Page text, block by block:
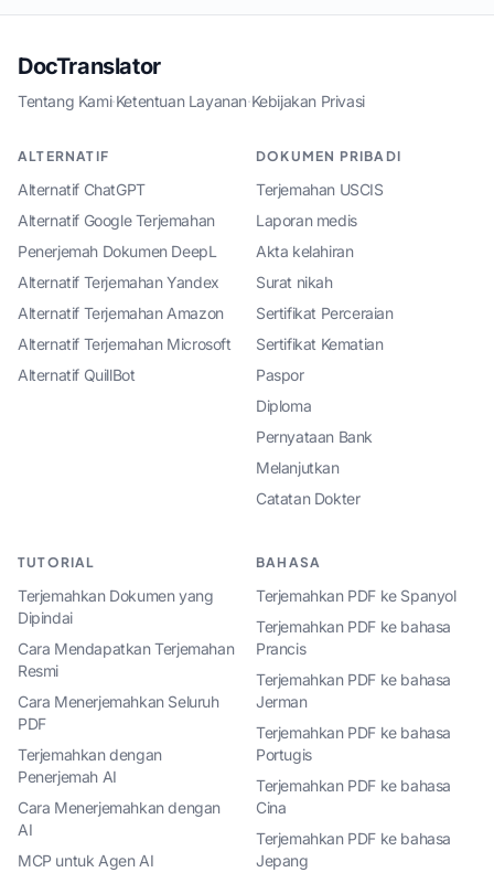
DocTranslator
Tentang Kami·Ketentuan Layanan·Kebijakan Privasi
ALTERNATIF
Alternatif ChatGPT
Alternatif Google Terjemahan
Penerjemah Dokumen DeepL
Alternatif Terjemahan Yandex
Alternatif Terjemahan Amazon
Alternatif Terjemahan Microsoft
Alternatif QuillBot
DOKUMEN PRIBADI
Terjemahan USCIS
Laporan medis
Akta kelahiran
Surat nikah
Sertifikat Perceraian
Sertifikat Kematian
Paspor
Diploma
Pernyataan Bank
Melanjutkan
Catatan Dokter
TUTORIAL
Terjemahkan Dokumen yang
Dipindai
Cara Mendapatkan Terjemahan
Resmi
Cara Menerjemahkan Seluruh
PDF
Terjemahkan dengan
Penerjemah AI
Cara Menerjemahkan dengan
AI
MCP untuk Agen AI
BAHASA
Terjemahkan PDF ke Spanyol
Terjemahkan PDF ke bahasa
Prancis
Terjemahkan PDF ke bahasa
Jerman
Terjemahkan PDF ke bahasa
Portugis
Terjemahkan PDF ke bahasa
Cina
Terjemahkan PDF ke bahasa
Jepang